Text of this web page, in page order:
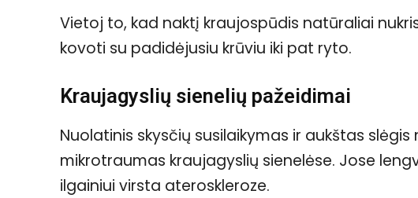
Vietoj to, kad naktį kraujospūdis natūraliai
kovoti su padidėjusiu krūviu iki pat ryto.
Kraujagyslių sienelių pažeidimai
Nuolatinis skysčių susilaikymas ir aukštas
mikrotraumas kraujagyslių sienelėse. Jose
ilgainiui virsta ateroskleroze.